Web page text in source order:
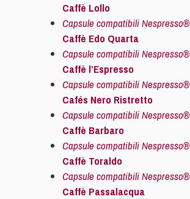
Caffè Lollo
Capsule compatibili Nespresso®
Caffè Edo Quarta
Capsule compatibili Nespresso®
Caffè l’Espresso
Capsule compatibili Nespresso®
Cafés Nero Ristretto
Capsule compatibili Nespresso®
Caffè Barbaro
Capsule compatibili Nespresso®
Caffè Toraldo
Capsule compatibili Nespresso®
Caffè Passalacqua